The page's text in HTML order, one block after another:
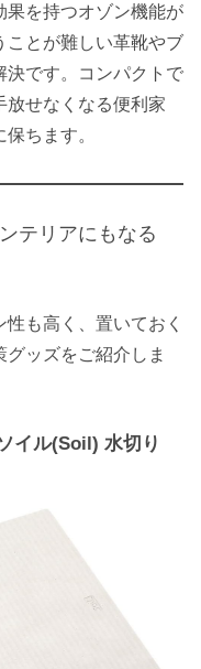
果を持つオゾン機能が
ことが難しい革靴やブ
決です。コンパクトで
放せなくなる便利家
ちます。
テリアにもなる
も高く、置いておく
ッズをご紹介しま
イル(Soil) 水切り